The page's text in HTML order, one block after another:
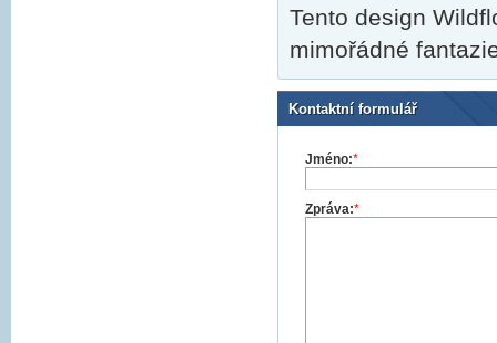
Tento design
mimořádné
Kontaktní formulář
Jméno:*
Zpráva:*